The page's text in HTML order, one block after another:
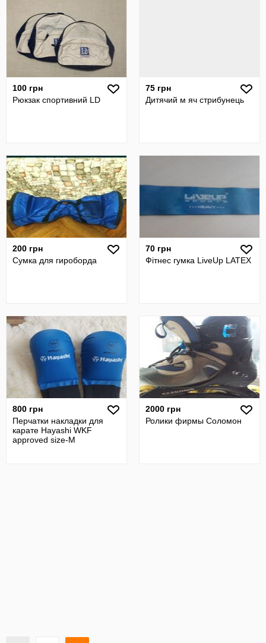
100 грн
Рюкзак спортивний LD
75 грн
Дитячий м яч стрибунець
200 грн
Сумка для гироборда
70 грн
Фітнес гумка LiveUp LATEX
800 грн
Перчатки накладки для
карате Hayashi WKF
approved size-M
2000 грн
Ролики фирмы Соломон